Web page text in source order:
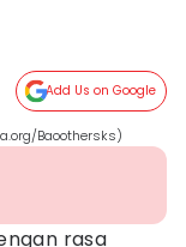
Add Us on Google
Baoothersks)
rasa